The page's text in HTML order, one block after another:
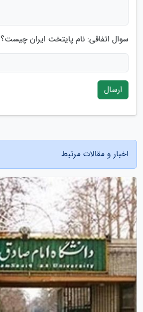
سوال اتفاقی: نام پایتخت ایران چیست؟
ارسال
اخبار و مقالات مرتبط